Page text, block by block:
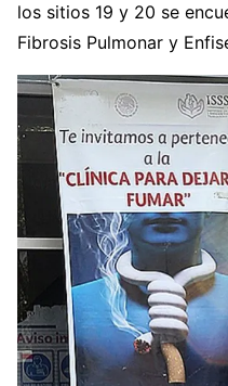
los sitios 19 y 20 se
Fibrosis Pulmonar y